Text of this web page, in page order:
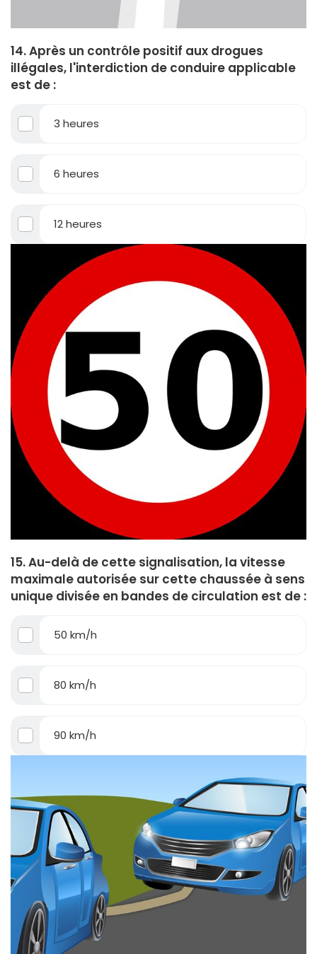
14. Après un contrôle positif aux drogues
illégales, l'interdiction de conduire applicable
est de :
3 heures
6 heures
12 heures
15. Au-delà de cette signalisation, la vitesse
maximale autorisée sur cette chaussée à sens
unique divisée en bandes de circulation est de :
50 km/h
80 km/h
90 km/h